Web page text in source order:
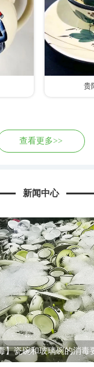
贵
查看更多>>
新闻中心
】瓷碗和玻璃碗的消毒